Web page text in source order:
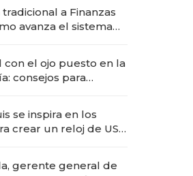
a Finanzas
avanza el sistema
con el ojo puesto en la
consejos para
se inspira en los
crear un reloj de US$
gerente general de